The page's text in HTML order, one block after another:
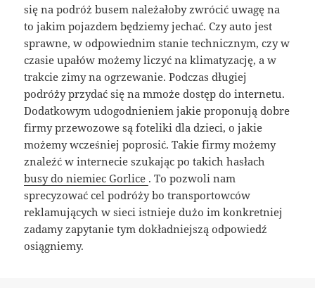
się na podróż busem należałoby zwrócić uwagę na
to jakim pojazdem będziemy jechać. Czy auto jest
sprawne, w odpowiednim stanie technicznym, czy w
czasie upałów możemy liczyć na klimatyzację, a w
trakcie zimy na ogrzewanie. Podczas długiej
podróży przydać się na mmoże dostęp do internetu.
Dodatkowym udogodnieniem jakie proponują dobre
firmy przewozowe są foteliki dla dzieci, o jakie
możemy wcześniej poprosić. Takie firmy możemy
znaleźć w internecie szukając po takich hasłach
busy do niemiec Gorlice . To pozwoli nam
sprecyzować cel podróży bo transportowców
reklamujących w sieci istnieje dużo im konkretniej
zadamy zapytanie tym dokładniejszą odpowiedź
osiągniemy.